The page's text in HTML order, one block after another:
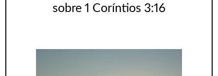
sobre 1 Coríntios 3:16